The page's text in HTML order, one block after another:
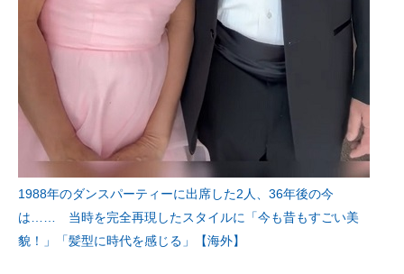
1988年のダンスパーティーに出席した2人、36年後の今
は…… 当時を完全再現したスタイルに「今も昔もすごい美
貌！」「髪型に時代を感じる」【海外】